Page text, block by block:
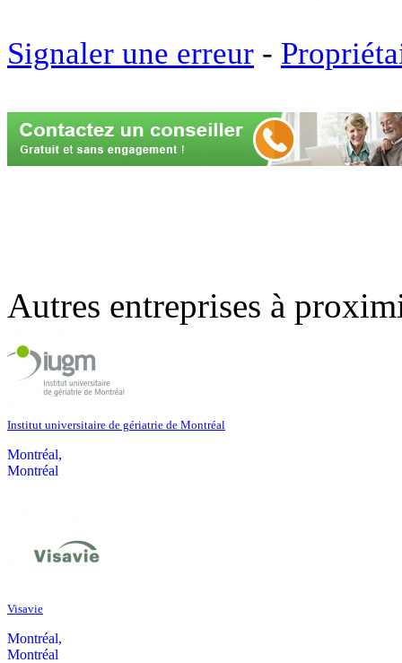
Signaler une erreur -
Autres entreprises à
Institut universitaire de gériatrie de Montréal
Montréal,
Montréal
Visavie
Montréal,
Montréal